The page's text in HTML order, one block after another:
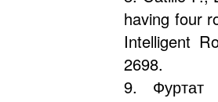
having four
Intelligent
2698.
9. Фуртат